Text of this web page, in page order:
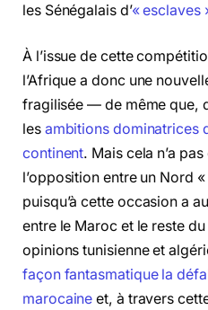
les Sénégalais d’« esclaves
À l’issue de cette
l’Afrique a donc une
fragilisée — de même que,
les ambitions dominatrices
continent. Mais cela n’a
l’opposition entre un Nord
puisqu’à cette occasion a
entre le Maroc et le reste
opinions tunisienne et
façon fantasmatique la
marocaine et, à travers